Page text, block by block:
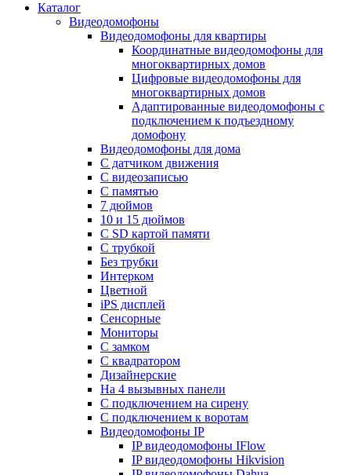
Каталог
Видеодомофоны
Видеодомофоны для квартиры
Координатные видеодомофоны для
многоквартирных домов
Цифровые видеодомофоны для
многоквартирных домов
Адаптированные видеодомофоны с
подключением к подъездному
домофону
Видеодомофоны для дома
С датчиком движения
С видеозаписью
C памятью
7 дюймов
10 и 15 дюймов
С SD картой памяти
С трубкой
Без трубки
Интерком
Цветной
iPS дисплей
Сенсорные
Мониторы
С замком
C квадратором
Дизайнерские
На 4 вызывных панели
С подключением на сирену
С подключением к воротам
Видеодомофоны IP
IP видеодомофоны IFlow
IP видеодомофоны Hikvision